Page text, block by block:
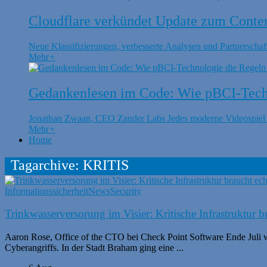
Cloudflare verkündet Update zum
Neue Klassifizierungen, verbesserte Analysen und
Mehr+
Gedankenlesen im Code: Wie pBCI-
Jonathan Zwaan, CEO Zander Labs Jedes moderne
Mehr+
Home
Tagarchive: KRITIS
InformationssicherheitNewsSecurity
Trinkwasserversorung im Visier: Kritische Infrastruktur
Aaron Rose, Office of the CTO bei Check Point Software Ende Juli
Cyberangriffs. In der Stadt Braham ging eine ...